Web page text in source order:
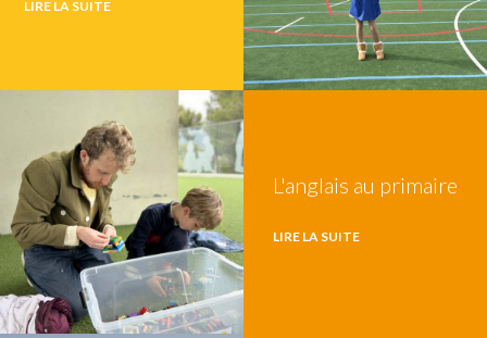
LIRE LA SUITE
L'anglais au primaire
LIRE LA SUITE